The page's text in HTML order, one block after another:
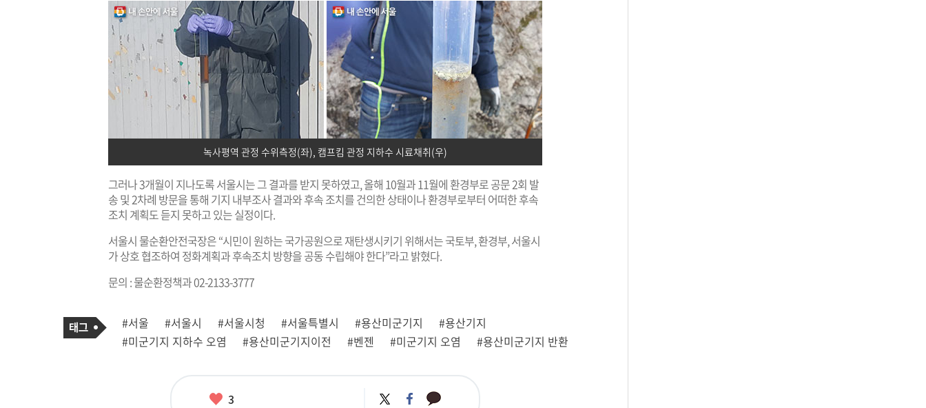
녹사평역 관정 수위측정(좌), 캠프킴 관정 지하수 시료채취(우)
그러나 3개월이 지나도록 서울시는 그 결과를 받지 못하였고, 올해 10월과 11월에 환경부로 공문 2회 발
송 및 2차례 방문을 통해 기지 내부조사 결과와 후속 조치를 건의한 상태이나 환경부로부터 어떠한 후속
조치 계획도 듣지 못하고 있는 실정이다.
서울시 물순환안전국장은 “시민이 원하는 국가공원으로 재탄생시키기 위해서는 국토부, 환경부, 서울시
가 상호 협조하여 정화계획과 후속조치 방향을 공동 수립해야 한다”라고 밝혔다.
문의 : 물순환정책과 02-2133-3777
사
관
련
태
그
#서울 #서울시 #서울시청 #서울특별시 #용산미군기지
#용산기지
#미군기지 지하수 오염
#용산미군기지이전 #벤젠 #미군기지 오염 #용산미군기지 반환
좋
3 트 페 카